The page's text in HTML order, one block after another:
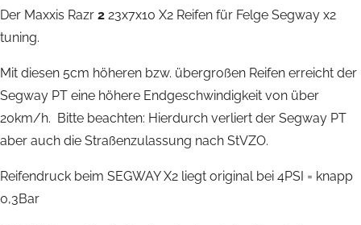
Der Maxxis Razr 2 23x7x10 X2 Reifen für Felge Segway x2
tuning.
Mit diesen 5cm höheren bzw. übergroßen Reifen erreicht der
Segway PT eine höhere Endgeschwindigkeit von über
20km/h. Bitte beachten: Hierdurch verliert der Segway PT
aber auch die Straßenzulassung nach StVZO.
Reifendruck beim SEGWAY X2 liegt original bei 4PSI = knapp
0,3Bar